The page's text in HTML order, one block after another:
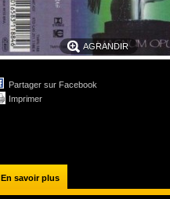
AGRANDIR
Partager sur Facebook
Imprimer
En savoir plus